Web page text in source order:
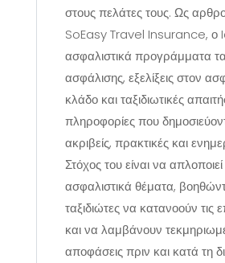
στους πελάτες τους. Ως
SoEasy Travel Insurance, ο
ασφαλιστικά προγράμματα
ασφάλισης, εξελίξεις στον
κλάδο και ταξιδιωτικές
πληροφορίες που
ακριβείς, πρακτικές και
Στόχος του είναι να
ασφαλιστικά θέματα,
ταξιδιώτες να κατανοούν τις
και να λαμβάνουν
αποφάσεις πριν και κατά τη